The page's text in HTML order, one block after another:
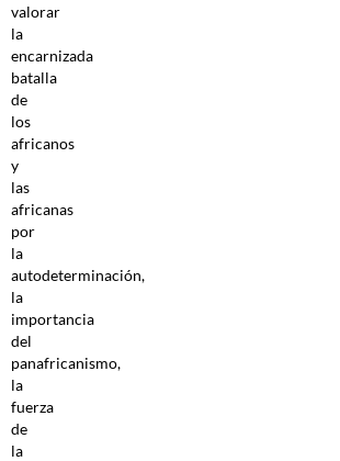
valorar
la
encarnizada
batalla
de
los
africanos
y
las
africanas
por
la
autodeterminación,
la
importancia
del
panafricanismo,
la
fuerza
de
la